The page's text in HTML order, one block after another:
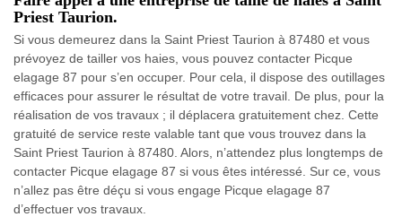
Priest Taurion.
Si vous demeurez dans la Saint Priest Taurion à 87480 et vous
prévoyez de tailler vos haies, vous pouvez contacter Picque
elagage 87 pour s’en occuper. Pour cela, il dispose des outillages
efficaces pour assurer le résultat de votre travail. De plus, pour la
réalisation de vos travaux ; il déplacera gratuitement chez. Cette
gratuité de service reste valable tant que vous trouvez dans la
Saint Priest Taurion à 87480. Alors, n’attendez plus longtemps de
contacter Picque elagage 87 si vous êtes intéressé. Sur ce, vous
n’allez pas être déçu si vous engage Picque elagage 87
d’effectuer vos travaux.